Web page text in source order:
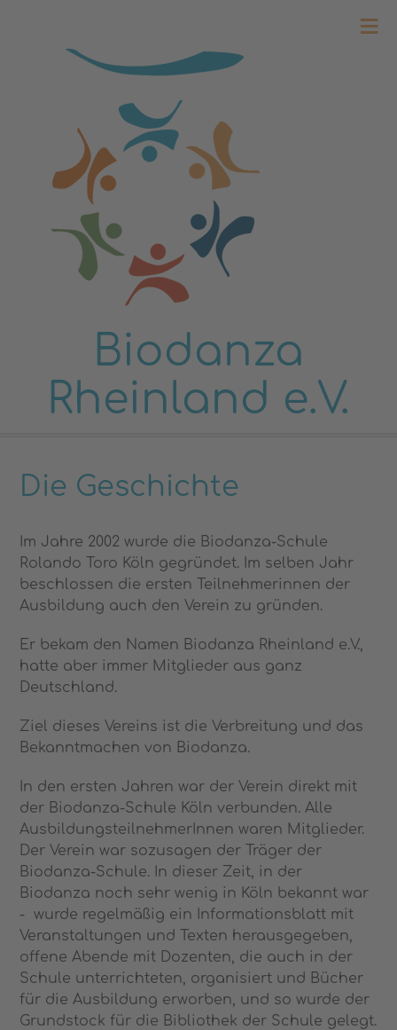
Biodanza
Rheinland e.V.
≡
Die Geschichte
Im Jahre 2002 wurde die Biodanza-Schule
Rolando Toro Köln gegründet. Im selben Jahr
beschlossen die ersten Teilnehmerinnen der
Ausbildung auch den Verein zu gründen.
Er bekam den Namen Biodanza Rheinland e.V.,
hatte aber immer Mitglieder aus ganz
Deutschland.
Ziel dieses Vereins ist die Verbreitung und das
Bekanntmachen von Biodanza.
In den ersten Jahren war der Verein direkt mit
der Biodanza-Schule Köln verbunden. Alle
AusbildungsteilnehmerInnen waren Mitglieder.
Der Verein war sozusagen der Träger der
Biodanza-Schule. In dieser Zeit, in der
Biodanza noch sehr wenig in Köln bekannt war
- wurde regelmäßig ein Informationsblatt mit
Veranstaltungen und Texten herausgegeben,
offene Abende mit Dozenten, die auch in der
Schule unterrichteten, organisiert und Bücher
für die Ausbildung erworben, und so wurde der
Grundstock für die Bibliothek der Schule gelegt.